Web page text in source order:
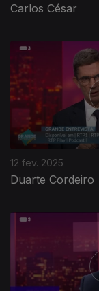
Carlos César
12 fev. 2025
Duarte Cordeiro